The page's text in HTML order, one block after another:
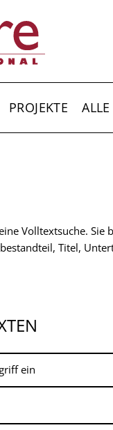
PROJEKTE
Volltextsuche. Sie
Titel,